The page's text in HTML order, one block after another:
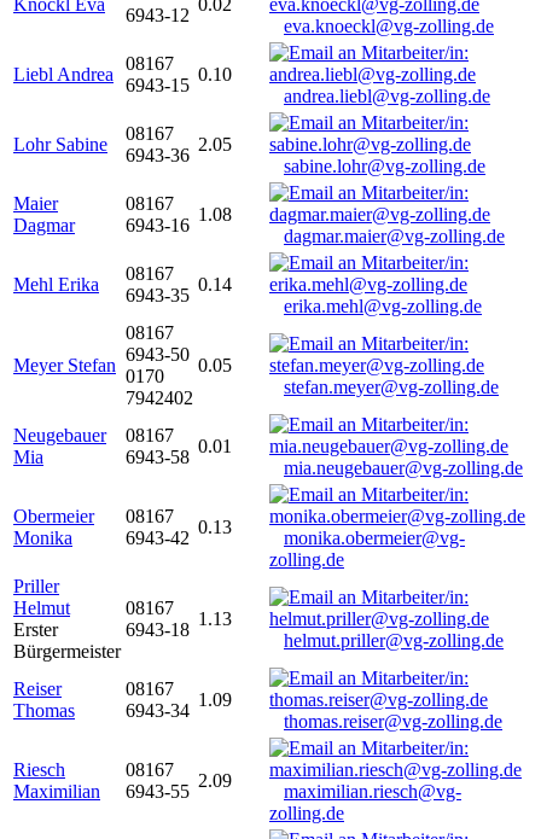
Knöckl Eva
6943-12
0.02
eva.knoeckl@vg-zolling.de
Liebl Andrea
08167
6943-15
0.10
andrea.liebl@vg-zolling.de
Lohr Sabine
08167
6943-36
2.05
sabine.lohr@vg-zolling.de
Maier
Dagmar
08167
6943-16
1.08
dagmar.maier@vg-zolling.de
Mehl Erika
08167
6943-35
0.14
erika.mehl@vg-zolling.de
Meyer Stefan
08167
6943-50
0170
7942402
0.05
stefan.meyer@vg-zolling.de
Neugebauer
Mia
08167
6943-58
0.01
mia.neugebauer@vg-zolling.de
Obermeier
Monika
08167
6943-42
0.13
monika.obermeier@vg-
zolling.de
Priller
Helmut
Erster
Bürgermeister
08167
6943-18
1.13
helmut.priller@vg-zolling.de
Reiser
Thomas
08167
6943-34
1.09
thomas.reiser@vg-zolling.de
Riesch
Maximilian
08167
6943-55
2.09
maximilian.riesch@vg-
zolling.de